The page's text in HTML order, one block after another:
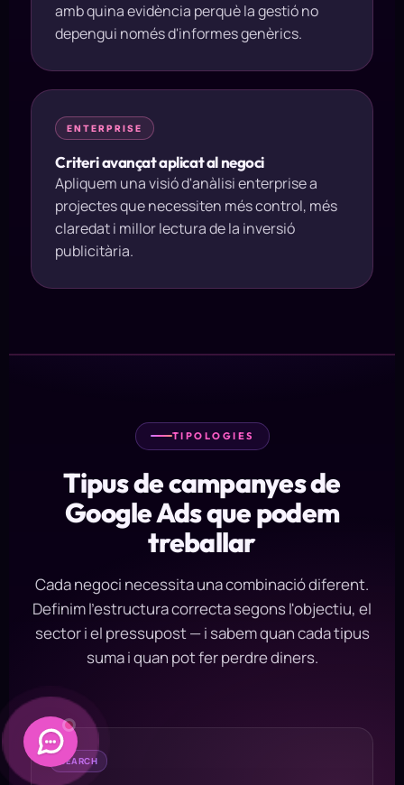
amb quina evidència perquè la gestió no
depengui només d'informes genèrics.
ENTERPRISE
Criteri avançat aplicat al negoci
Apliquem una visió d'anàlisi enterprise a
projectes que necessiten més control, més
claredat i millor lectura de la inversió
publicitària.
TIPOLOGIES
Tipus de campanyes de
Google Ads que podem
treballar
Cada negoci necessita una combinació diferent.
Definim l'estructura correcta segons l'objectiu, el
sector i el pressupost — i sabem quan cada tipus
suma i quan pot fer perdre diners.
SEARCH